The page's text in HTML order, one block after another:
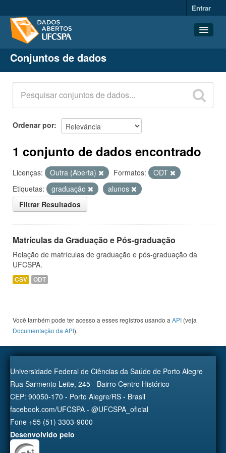
Entrar
Conjuntos de dados
Organizações
Grupos
Sobre
Conjuntos de dados
Ordenar por
1 conjunto de dados encontrado
Licenças: Outra (Aberta) Formatos:
ODT
Etiquetas:
graduação
alunos
Filtrar Resultados
Matrículas da Graduação e Pós-graduação
Relação de matrículas de graduação e pós-graduação da
UFCSPA.
CSV ODT
Você também pode ter acesso a esses registros usando a API (veja
Documentação da API).
Universidade Federal de Ciências da Saúde de Porto Alegre
Rua Sarmento Leite, 245 - Bairro Centro Histórico
CEP: 90050-170 - Porto Alegre/RS - Brasil
facebook.com/UFCSPA - @UFCSPA_oficial
Fone +55 (51) 3303-9000
Desenvolvido pelo